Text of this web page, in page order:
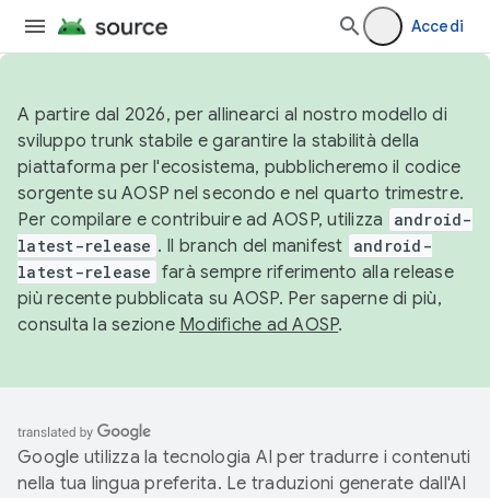
Accedi
A partire dal 2026, per allinearci al nostro modello di
sviluppo trunk stabile e garantire la stabilità della
piattaforma per l'ecosistema, pubblicheremo il codice
sorgente su AOSP nel secondo e nel quarto trimestre.
Per compilare e contribuire ad AOSP, utilizza
android-
latest-release . Il branch del manifest android-
latest-release farà sempre riferimento alla release
più recente pubblicata su AOSP. Per saperne di più,
consulta la sezione Modifiche ad AOSP.
Google utilizza la tecnologia AI per tradurre i contenuti
nella tua lingua preferita. Le traduzioni generate dall'AI